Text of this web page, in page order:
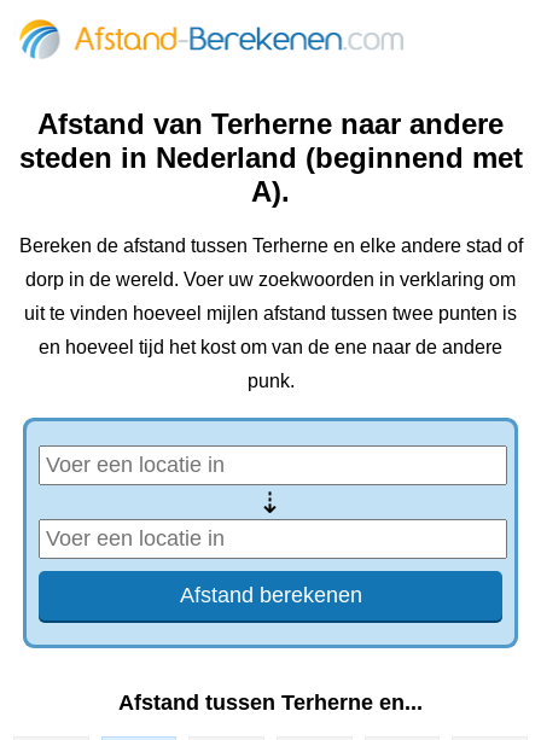
Afstand van Terherne naar andere
steden in Nederland (beginnend met
A).
Bereken de afstand tussen Terherne en elke andere stad of
dorp in de wereld. Voer uw zoekwoorden in verklaring om
uit te vinden hoeveel mijlen afstand tussen twee punten is
en hoeveel tijd het kost om van de ene naar de andere
punk.
⇢
Afstand tussen Terherne en...